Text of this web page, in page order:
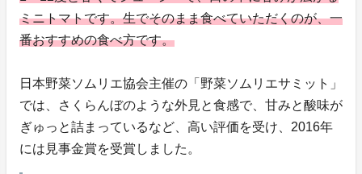
ミニトマトです。生でそのまま食べていただくのが、一
番おすすめの食べ方です。
日本野菜ソムリエ協会主催の「野菜ソムリエサミット」
では、さくらんぼのような外見と食感で、甘みと酸味が
ぎゅっと詰まっているなど、高い評価を受け、2016年
には見事金賞を受賞しました。